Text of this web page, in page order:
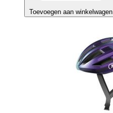
Toevoegen aan winkelwagen